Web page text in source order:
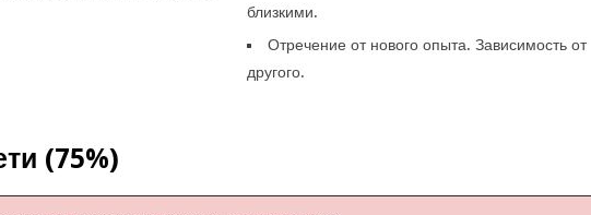
близкими.
Отречение от нового опыта. Зависимость от
другого.
(75%)